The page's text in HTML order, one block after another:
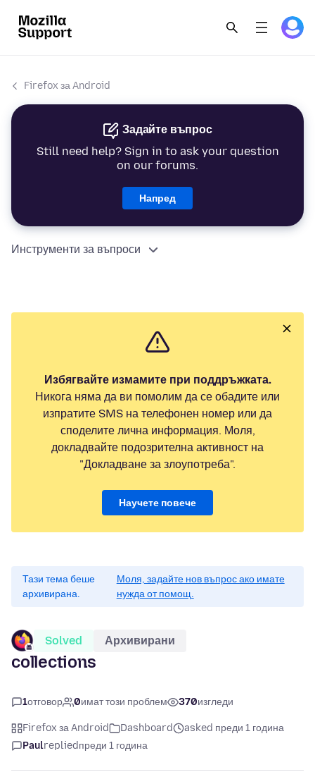
Firefox за Android
Задайте въпрос
Still need help? Sign in to ask your question
on our forums.
Напред
Инструменти за въпроси
Избягвайте измамите при поддръжката.
Никога няма да ви помолим да се обадите или
изпратите SMS на телефонен номер или да
споделите лична информация. Моля,
докладвайте подозрителна активност на
"Докладване за злоупотреба".
Научете повече
Тази тема беше
архивирана.
Моля, задайте нов въпрос ако имате
нужда от помощ.
Solved Архивирани
collections
1отговор 0имат този проблем 370изгледи
Firefox за Android Dashboard
asked преди 1 година
Paulrepliedпреди 1 година